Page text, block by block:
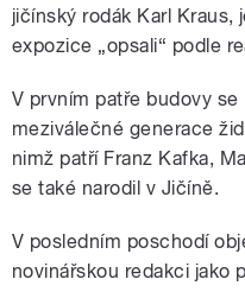
jičínský rodák Karl Kraus,
expozice „opsali“ podle
V prvním patře budovy
meziválečné generace
nimž patří Franz Kafka,
se také narodil v Jičíně.
V posledním poschodí
novinářskou redakci jako